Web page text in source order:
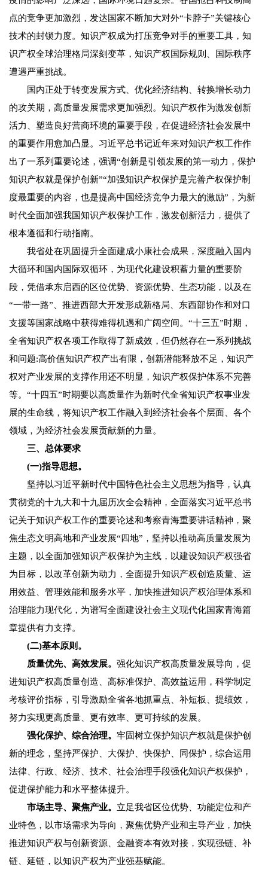
点的竞争更加激烈，发达国家不断加大对外“卡脖子”关键核心
技术的封锁力度。知识产权成为打压竞争对手的重要工具，知
识产权全球治理格局深刻变革，知识产权国际规则、国际秩序
遭遇严重挑战。
国内正处于转变发展方式、优化经济结构、转换增长动力
的攻关期，高质量发展需求更加强烈。知识产权作为激发创新
活力、塑造良好营商环境的重要手段，在促进经济社会发展中
的重要作用愈加凸显。习近平总书记近年来对知识产权工作作
出了一系列重要论述，强调“创新是引领发展的第一动力，保护
知识产权就是保护创新”“加强知识产权保护是完善产权保护制
度最重要的内容，也是提高中国经济竞争力最大的激励”，为新
时代全面加强我国知识产权保护工作，激发创新活力，提供了
根本遵循和行动指南。
我省处在巩固提升全面建成小康社会成果，深度融入国内
大循环和国内国际双循环，为现代化建设积蓄力量的重要阶
段，凭借承东启西的区位优势、资源优势、生态功能，以及在
“一带一路”、推进西部大开发形成新格局、东西部协作和对口
支援等国家战略中获得难得机遇和广阔空间。“十三五”时期，
全省知识产权各项工作取得了新成效，但仍然存在一系列挑战
和问题:高价值知识产权产出有限，创新潜能释放不足，知识产
权对产业发展的支撑作用还不明显，知识产权保护体系不完善
等。“十四五”时期要以高质量作为新时代全省知识产权事业发
展的生命线，将知识产权工作融入到经济社会各个层面、各个
领域，为经济社会发展贡献新的力量。
三、总体要求
(一)指导思想。
坚持以习近平新时代中国特色社会主义思想为指导，认真
贯彻党的十九大和十九届历次全会精神，全面落实习近平总书
记关于知识产权工作的重要论述和考察青海重要讲话精神，聚
焦生态文明高地和产业发展“四地”，坚持以推动高质量发展为
主题，以全面加强知识产权保护为主线，以建设知识产权强省
为目标，以改革创新为动力，全面提升知识产权创造质量、运
用效益、管理效能和服务水平，加快推进知识产权治理体系和
治理能力现代化，为谱写全面建设社会主义现代化国家青海篇
章提供有力支撑。
(二)基本原则。
质量优先、高效发展。 强化知识产权高质量发展导向，促
进知识产权高质量创造、高标准保护、高效益运用，科学制定
考核评价指标，引导激励全省各地抓重点、补短板、提绩效，
努力实现更高质量、更有效率、更可持续的发展。
强化保护、综合治理。 牢固树立保护知识产权就是保护创
新的理念，坚持严保护、大保护、快保护、同保护，综合运用
法律、行政、经济、技术、社会治理手段强化知识产权保护，
促进保护能力和水平整体提升。
市场主导、聚焦产业。 立足我省区位优势、功能定位和产
业特色，以市场需求为导向，聚焦优势产业和主导产业，加快
推进知识产权与创新资源、金融资本有效对接，实现强链、补
链、延链，以知识产权为产业强基赋能。